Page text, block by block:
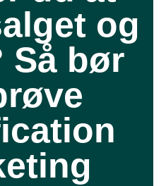
og
Så bør